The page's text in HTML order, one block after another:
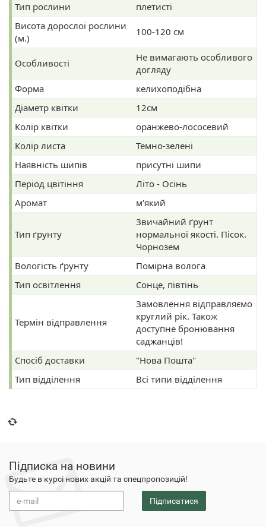
Тип рослини
плетисті
Висота дорослої рослини
(м.)
100-120 см
Особливості
Не вимагають особливого
догляду
Форма
келихоподібна
Діаметр квітки
12см
Колір квітки
оранжево-лососевий
Колір листа
Темно-зелені
Наявність шипів
присутні шипи
Період цвітіння
Літо - Осінь
Аромат
м'який
Тип ґрунту
Звичайний ґрунт
нормальної якості. Пісок.
Чорнозем
Вологість ґрунту
Помірна волога
Тип освітлення
Сонце, півтінь
Термін відправлення
Замовлення відправляємо
круглий рік. Також
доступне бронювання
саджанців!
Спосіб доставки
"Нова Пошта"
Тип відділення
Всі типи відділення
Підписка на новини
Будьте в курсі нових акцій та спецпропозицій!
Підписатися